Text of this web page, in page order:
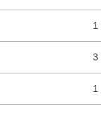
1
3
1